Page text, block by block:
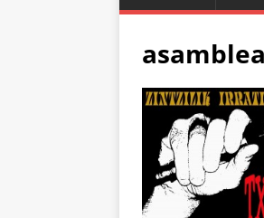
asamblea